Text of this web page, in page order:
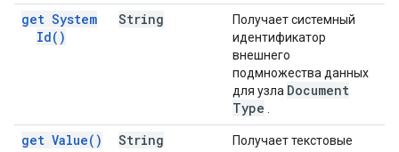
get System
Id( )
String
Получает системный
идентификатор
внешнего
подмножества данных
для узла Document
Type
get Value( ) String
Получает текстовые